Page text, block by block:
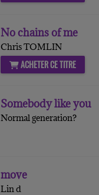
No chains of me
Chris TOMLIN
ACHETER CE TITRE
Somebody like you
Normal generation?
move
Lin d